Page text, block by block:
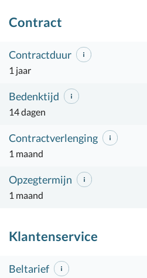
Contract
Contractduur
1 jaar
Bedenktijd
14 dagen
Contractverlenging
1 maand
Opzegtermijn
1 maand
Klantenservice
Beltarief